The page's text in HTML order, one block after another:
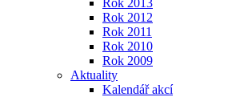
Rok 2013
Rok 2012
Rok 2011
Rok 2010
Rok 2009
Aktuality
Kalendář akcí